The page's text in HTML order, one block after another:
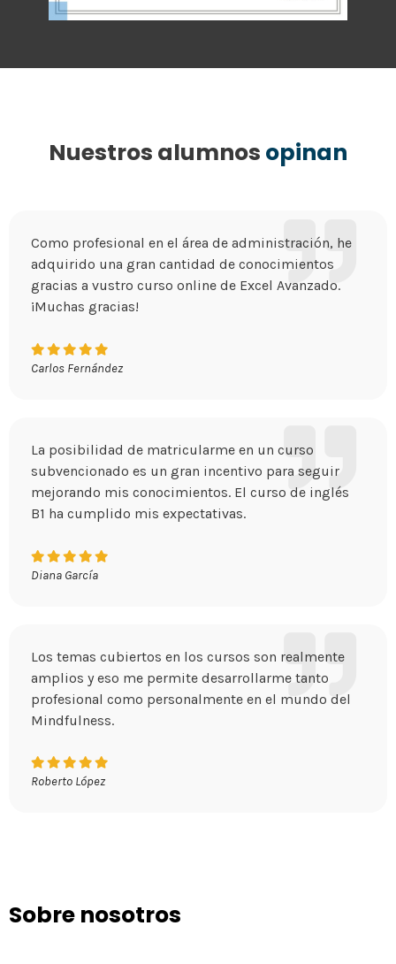
Nuestros alumnos opinan
Como profesional en el área de administración, he
adquirido una gran cantidad de conocimientos
gracias a vustro curso online de Excel Avanzado.
¡Muchas gracias!
Carlos Fernández
La posibilidad de matricularme en un curso
subvencionado es un gran incentivo para seguir
mejorando mis conocimientos. El curso de inglés
B1 ha cumplido mis expectativas.
Diana García
Los temas cubiertos en los cursos son realmente
amplios y eso me permite desarrollarme tanto
profesional como personalmente en el mundo del
Mindfulness.
Roberto López
Sobre nosotros